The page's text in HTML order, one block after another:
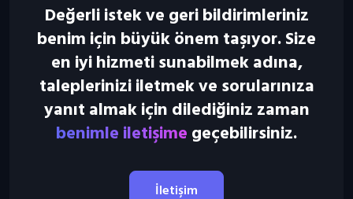
Değerli istek ve geri bildirimleriniz
benim için büyük önem taşıyor. Size
en iyi hizmeti sunabilmek adına,
taleplerinizi iletmek ve sorularınıza
yanıt almak için dilediğiniz zaman
benimle iletişime geçebilirsiniz.
İletişim